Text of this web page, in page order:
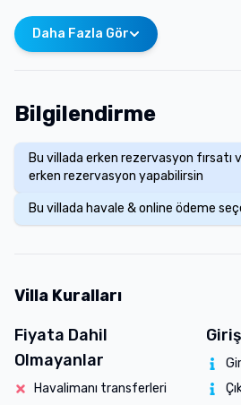
Daha Fazla Gör
Bilgilendirme
Bu villada erken rezervasyon fırsatı
erken rezervasyon yapabilirsin
Bu villada havale & online ödeme
Villa Kuralları
Fiyata Dahil
Olmayanlar
Havalimanı transferleri